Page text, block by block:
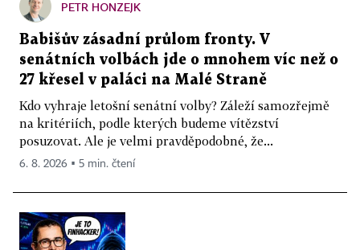
PETR HONZEJK
Babišův zásadní průlom fronty. V
senátních volbách jde o mnohem víc než o
27 křesel v paláci na Malé Straně
Kdo vyhraje letošní senátní volby? Záleží samozřejmě
na kritériích, podle kterých budeme vítězství
posuzovat. Ale je velmi pravděpodobné, že...
6. 8. 2026 ▪ 5 min. čtení